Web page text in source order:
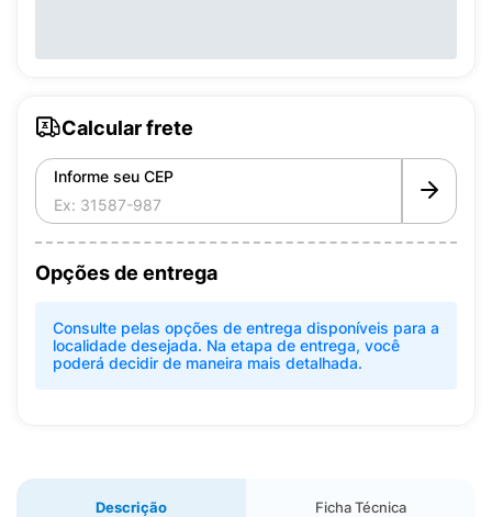
Calcular frete
Informe seu CEP
Opções de entrega
Consulte pelas opções de entrega disponíveis para a
localidade desejada. Na etapa de entrega, você
poderá decidir de maneira mais detalhada.
Descrição Ficha Técnica